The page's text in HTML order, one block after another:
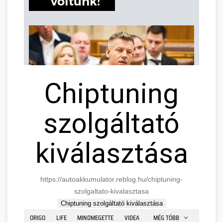
Chiptuning
szolgáltató
kiválasztása
https://autoakkumulator.reblog.hu/chiptuning-
szolgaltato-kivalasztasa
Chiptuning szolgáltató kiválasztása